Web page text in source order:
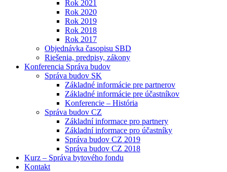
Rok 2021
Rok 2020
Rok 2019
Rok 2018
Rok 2017
Objednávka časopisu SBD
Riešenia, predpisy, zákony
Konferencia Správa budov
Správa budov SK
Základné informácie pre partnerov
Základné informácie pre účastníkov
Konferencie – História
Správa budov CZ
Základní informace pro partnery
Základní informace pro účastníky
Správa budov CZ 2019
Správa budov CZ 2018
Kurz – Správa bytového fondu
Kontakt